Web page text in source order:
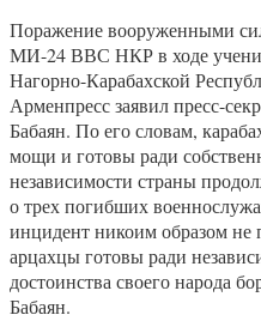
Поражение вооруженными
МИ-24 ВВС НКР в ходе
Нагорно-Карабахской
Арменпресс заявил пресс-
Бабаян. По его словам,
мощи и готовы ради
независимости страны
о трех погибших
инцидент никоим образом
арцахцы готовы ради
достоинства своего народа
Бабаян.